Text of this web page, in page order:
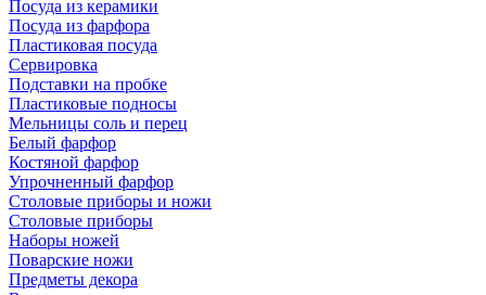
Посуда из керамики
Посуда из фарфора
Пластиковая посуда
Сервировка
Подставки на пробке
Пластиковые подносы
Мельницы соль и перец
Белый фарфор
Костяной фарфор
Упрочненный фарфор
Столовые приборы и ножи
Столовые приборы
Наборы ножей
Поварские ножи
Предметы декора